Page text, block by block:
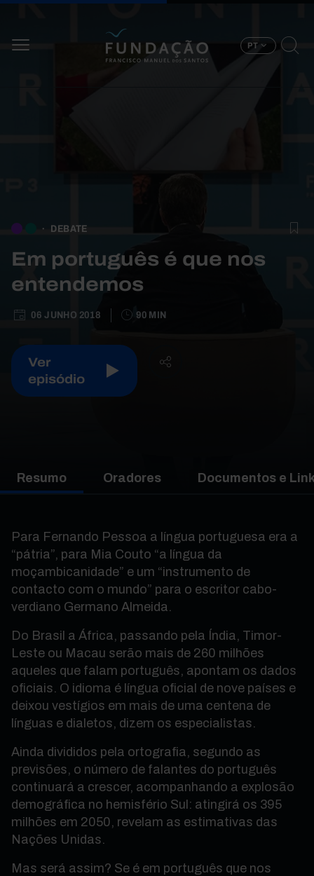
PT
DEBATE
Em português é que nos
entendemos
06 JUNHO 2018 90 MIN
Ver
episódio
Resumo Oradores Documentos e
Para Fernando Pessoa a língua portuguesa era a
“pátria”, para Mia Couto “a língua da
moçambicanidade” e um “instrumento de
contacto com o mundo” para o escritor cabo-
verdiano Germano Almeida.
Do Brasil a África, passando pela Índia, Timor-
Leste ou Macau serão mais de 260 milhões
aqueles que falam português, apontam os dados
oficiais. O idioma é língua oficial de nove países e
deixou vestígios em mais de uma centena de
línguas e dialetos, dizem os especialistas.
Ainda divididos pela ortografia, segundo as
previsões, o número de falantes do português
continuará a crescer, acompanhando a explosão
demográfica no hemisfério Sul: atingirá os 395
milhões em 2050, revelam as estimativas das
Nações Unidas.
Mas será assim? Se é em português que nos